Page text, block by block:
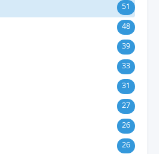
51
48
39
33
31
27
26
26